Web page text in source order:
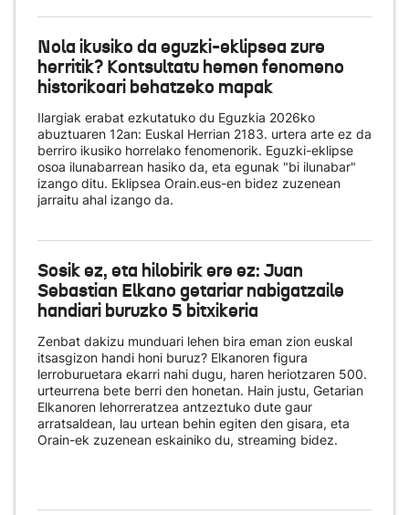
Nola ikusiko da eguzki-eklipsea zure
herritik? Kontsultatu hemen fenomeno
historikoari behatzeko mapak
Ilargiak erabat ezkutatuko du Eguzkia 2026ko
abuztuaren 12an: Euskal Herrian 2183. urtera arte ez da
berriro ikusiko horrelako fenomenorik. Eguzki-eklipse
osoa ilunabarrean hasiko da, eta egunak "bi ilunabar"
izango ditu. Eklipsea Orain.eus-en bidez zuzenean
jarraitu ahal izango da.
Sosik ez, eta hilobirik ere ez: Juan
Sebastian Elkano getariar nabigatzaile
handiari buruzko 5 bitxikeria
Zenbat dakizu munduari lehen bira eman zion euskal
itsasgizon handi honi buruz? Elkanoren figura
lerroburuetara ekarri nahi dugu, haren heriotzaren 500.
urteurrena bete berri den honetan. Hain justu, Getarian
Elkanoren lehorreratzea antzeztuko dute gaur
arratsaldean, lau urtean behin egiten den gisara, eta
Orain-ek zuzenean eskainiko du, streaming bidez.